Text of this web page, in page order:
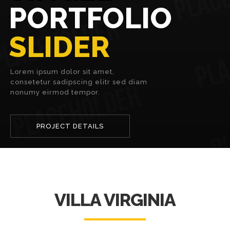
PORTFOLIO
SLIDER
Lorem ipsum dolor sit amet,
consetetur sadipscing elitr sed diam
nonumy eirmod tempor.
PROJECT DETAILS
VILLA VIRGINIA